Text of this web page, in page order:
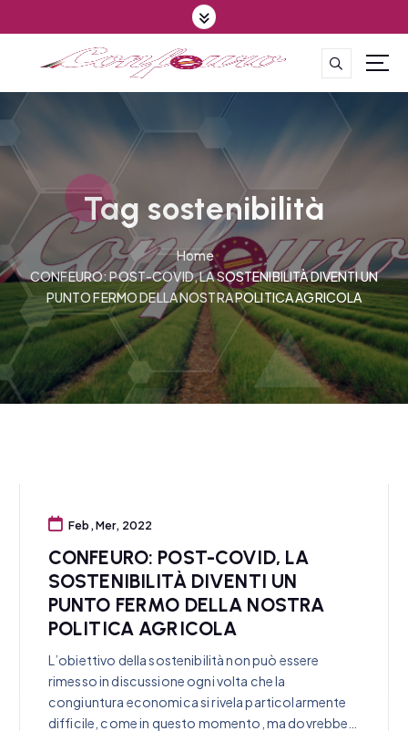
k
t
o
t
Tag sostenibilità
Home
CONFEURO: POST-COVID, LA SOSTENIBILITÀ DIVENTI UN
PUNTO FERMO DELLA NOSTRA POLITICA AGRICOLA
Feb, Mer, 2022
CONFEURO: POST-COVID, LA
SOSTENIBILITÀ DIVENTI UN
PUNTO FERMO DELLA NOSTRA
POLITICA AGRICOLA
L’obiettivo della sostenibilità non può essere
rimesso in discussione ogni volta che la
congiuntura economica si rivela particolarmente
difficile, come in questo momento, ma dovrebbe…